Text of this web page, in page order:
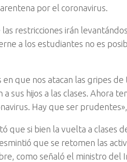
por el coronavirus.
restricciones irán
a los estudiantes no es
en que nos atacan las gripes
sus hijos a las clases. Ahora
Hay que ser
que si bien la vuelta a clases
que se retomen las
como señaló el ministro del